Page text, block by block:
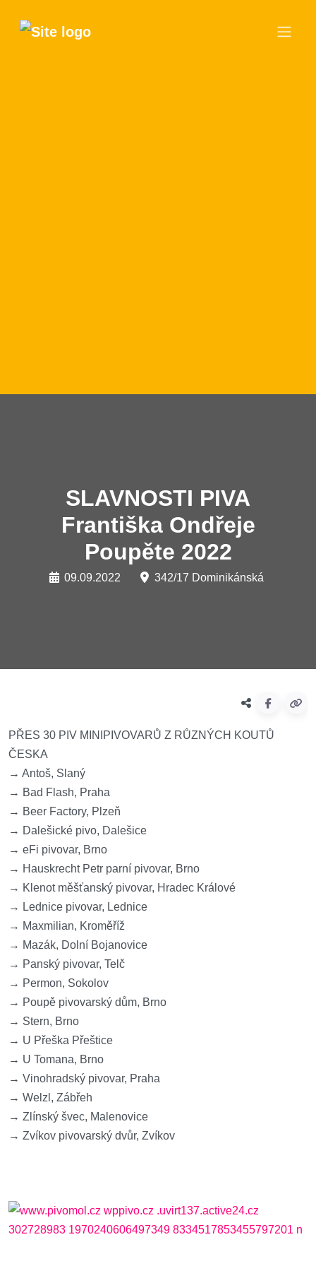
SLAVNOSTI PIVA
Františka Ondřeje
Poupěte 2022
09.09.2022 342/17 Dominikánská
PŘES 30 PIV MINIPIVOVARŮ Z RŮZNÝCH KOUTŮ
ČESKA
→ Antoš, Slaný
→ Bad Flash, Praha
→ Beer Factory, Plzeň
→ Dalešické pivo, Dalešice
→ eFi pivovar, Brno
→ Hauskrecht Petr parní pivovar, Brno
→ Klenot měšťanský pivovar, Hradec Králové
→ Lednice pivovar, Lednice
→ Maxmilian, Kroměříž
→ Mazák, Dolní Bojanovice
→ Panský pivovar, Telč
→ Permon, Sokolov
→ Poupě pivovarský dům, Brno
→ Stern, Brno
→ U Přeška Přeštice
→ U Tomana, Brno
→ Vinohradský pivovar, Praha
→ Welzl, Zábřeh
→ Zlínský švec, Malenovice
→ Zvíkov pivovarský dvůr, Zvíkov